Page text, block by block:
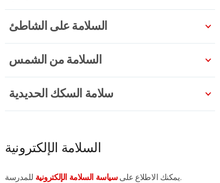
السلامة على الشاطئ
السلامة من الشمس
سلامة السكك الحديدية
السلامة الإلكترونية
يمكنك الاطلاع علىسياسة السلامة الإلكترونية للمدرسة.